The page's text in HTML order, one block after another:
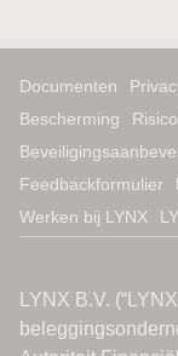
Documenten
Bescherming
Feedbackformulier
Werken bij LYNX